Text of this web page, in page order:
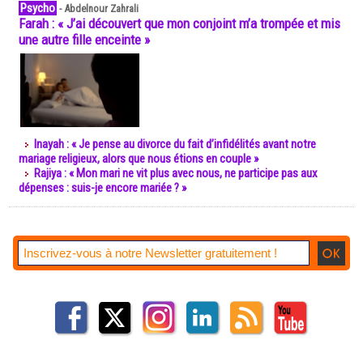
Psycho -Abdelnour Zahrali
Farah : « J’ai découvert que mon conjoint m’a trompée et mis
une autre fille enceinte »
Inayah : « Je pense au divorce du fait d’infidélités avant notre
mariage religieux, alors que nous étions en couple »
Rajiya : « Mon mari ne vit plus avec nous, ne participe pas aux
dépenses : suis-je encore mariée ? »